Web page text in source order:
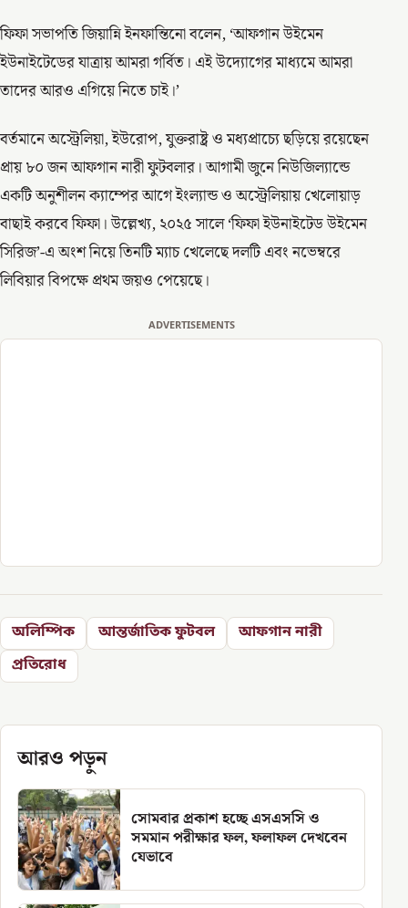
ফিফা সভাপতি জিয়ান্নি ইনফান্তিনো বলেন, ‘আফগান উইমেন
ইউনাইটেডের যাত্রায় আমরা গর্বিত। এই উদ্যোগের মাধ্যমে আমরা
তাদের আরও এগিয়ে নিতে চাই।’
বর্তমানে অস্ট্রেলিয়া, ইউরোপ, যুক্তরাষ্ট্র ও মধ্যপ্রাচ্যে ছড়িয়ে রয়েছেন
প্রায় ৮০ জন আফগান নারী ফুটবলার। আগামী জুনে নিউজিল্যান্ডে
একটি অনুশীলন ক্যাম্পের আগে ইংল্যান্ড ও অস্ট্রেলিয়ায় খেলোয়াড়
বাছাই করবে ফিফা। উল্লেখ্য, ২০২৫ সালে ‘ফিফা ইউনাইটেড উইমেন
সিরিজ’-এ অংশ নিয়ে তিনটি ম্যাচ খেলেছে দলটি এবং নভেম্বরে
লিবিয়ার বিপক্ষে প্রথম জয়ও পেয়েছে।
ADVERTISEMENTS
অলিম্পিক আন্তর্জাতিক ফুটবল
আফগান নারী
প্রতিরোধ
আরও পড়ুন
সোমবার প্রকাশ হচ্ছে এসএসসি ও
সমমান পরীক্ষার ফল, ফলাফল দেখবেন
যেভাবে